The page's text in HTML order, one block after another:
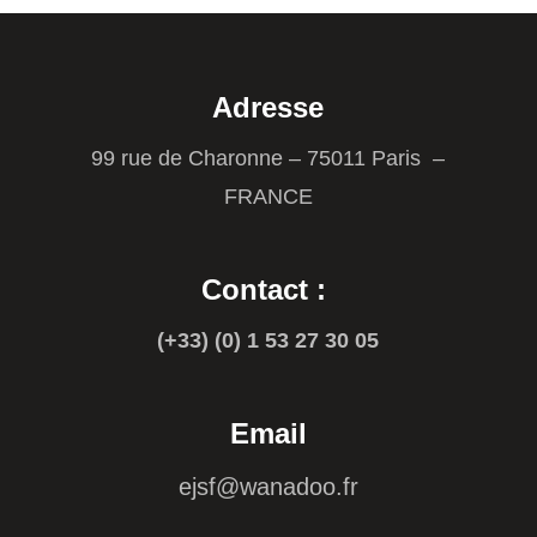
Adresse
99 rue de Charonne – 75011 Paris –
FRANCE
Contact :
(+33) (0) 1 53 27 30 05
Email
ejsf@wanadoo.fr